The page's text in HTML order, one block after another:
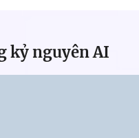
kỷ nguyên AI